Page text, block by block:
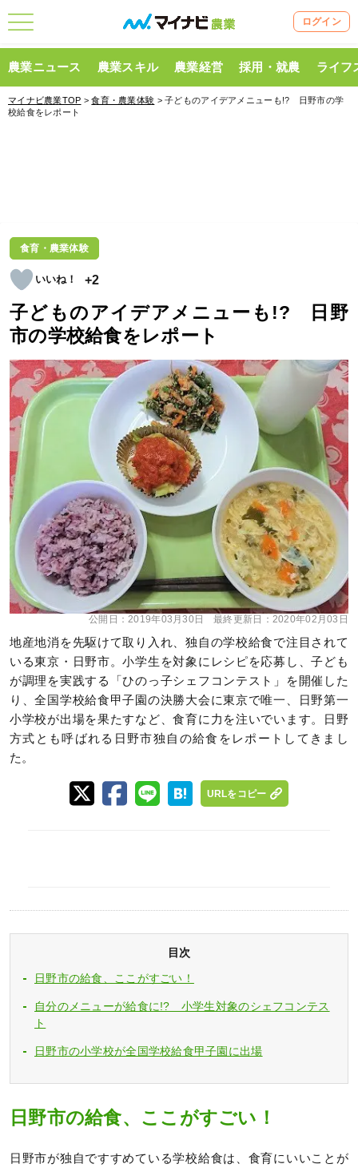
ログイン
農業ニュース 農業スキル 農業経営 採用・就農 ライフ
マイナビ農業TOP >食育・農業体験 > 子どものアイデアメニューも!? 日野市の学
校給食をレポート
食育・農業体験
+2
子どものアイデアメニューも!? 日野
市の学校給食をレポート
公開日：2019年03月30日 最終更新日： 2020年02月03日
地産地消を先駆けて取り入れ、独自の学校給食で注目されて
いる東京・日野市。小学生を対象にレシピを応募し、子ども
が調理を実践する「ひのっ子シェフコンテスト」を開催した
り、全国学校給食甲子園の決勝大会に東京で唯一、日野第一
小学校が出場を果たすなど、食育に力を注いでいます。日野
方式とも呼ばれる日野市独自の給食をレポートしてきまし
た。
URLをコピー
目次
日野市の給食、ここがすごい！
自分のメニューが給食に!? 小学生対象のシェフコンテス
ト
日野市の小学校が全国学校給食甲子園に出場
日野市の給食、ここがすごい！
日野市が独自ですすめている学校給食は、食育にいいことが